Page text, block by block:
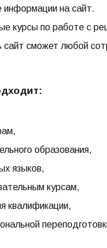
информации на сайт.
курсы по работе с
сможет любой
образования,
языков,
курсам,
квалификации,